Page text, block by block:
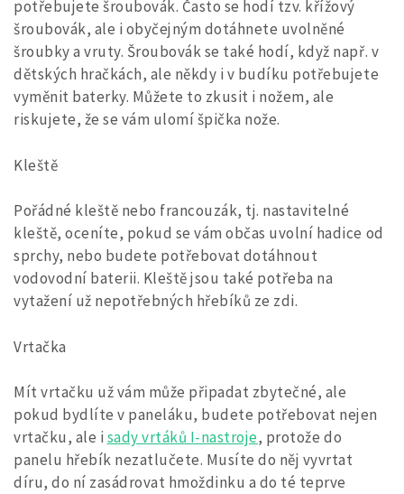
potřebujete šroubovák. Často se hodí tzv. křížový
šroubovák, ale i obyčejným dotáhnete uvolněné
šroubky a vruty. Šroubovák se také hodí, když např. v
dětských hračkách, ale někdy i v budíku potřebujete
vyměnit baterky. Můžete to zkusit i nožem, ale
riskujete, že se vám ulomí špička nože.
Kleště
Pořádné kleště nebo francouzák, tj. nastavitelné
kleště, oceníte, pokud se vám občas uvolní hadice od
sprchy, nebo budete potřebovat dotáhnout
vodovodní baterii. Kleště jsou také potřeba na
vytažení už nepotřebných hřebíků ze zdi.
Vrtačka
Mít vrtačku už vám může připadat zbytečné, ale
pokud bydlíte v paneláku, budete potřebovat nejen
vrtačku, ale i sady vrtáků I-nastroje, protože do
panelu hřebík nezatlučete. Musíte do něj vyvrtat
díru, do ní zasádrovat hmoždinku a do té teprve